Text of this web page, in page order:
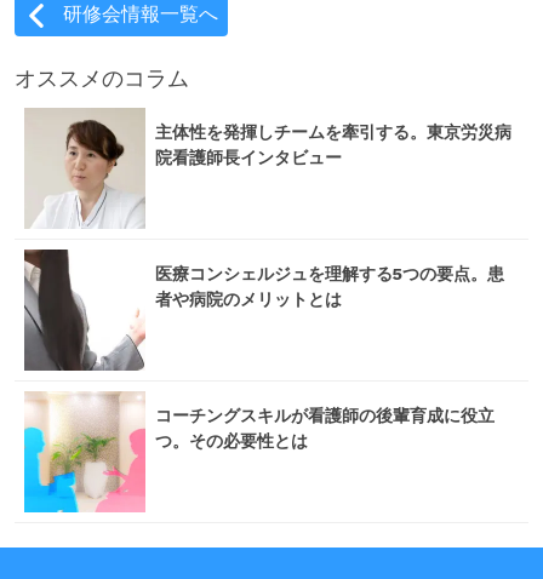
研修会情報一覧へ
オススメのコラム
主体性を発揮しチームを牽引する。東京労災病
院看護師長インタビュー
医療コンシェルジュを理解する5つの要点。患
者や病院のメリットとは
コーチングスキルが看護師の後輩育成に役立
つ。その必要性とは